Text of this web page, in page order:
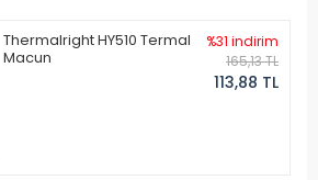
Thermalright HY510 Termal
Macun
%31 indirim
165,13 TL
113,88 TL